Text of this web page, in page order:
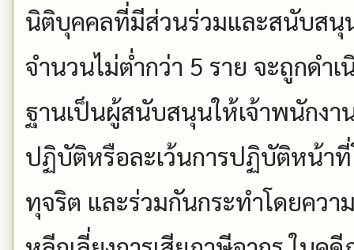
นิติบุคคลที่มีส่วนร่วมและสนับสนุ
จำนวนไม่ต่ำกว่า 5 ราย จะถูกดำ
ฐานเป็นผู้สนับสนุนให้เจ้าพนักงา
ปฏิบัติหรือละเว้นการปฏิบัติหน้า
ทุจริต และร่วมกันกระทำโดยควา